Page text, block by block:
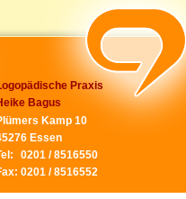
Praxis
Bagus
Kamp 10
Essen
0201 / 8516550
0201 / 8516552